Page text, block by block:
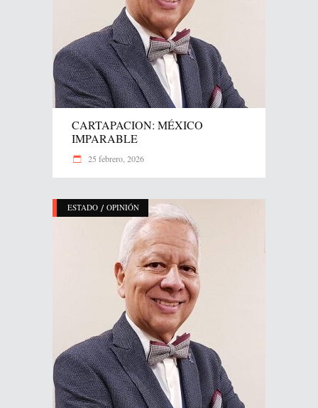
CARTAPACION: MÉXICO
IMPARABLE
25 febrero, 2026
ESTADO / OPINIÓN